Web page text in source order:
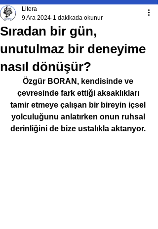
Sıradan bir gün,
unutulmaz bir deneyime
nasıl dönüşür?
Litera
9 Ara 2024 1 dakikada okunur
Özgür BORAN, kendisinde ve
çevresinde fark ettiği aksaklıkları
tamir etmeye çalışan bir bireyin içsel
yolculuğunu anlatırken onun ruhsal
derinliğini de bize ustalıkla aktarıyor.